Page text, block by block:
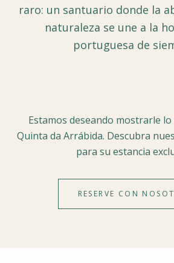
raro: un santuario donde la
naturaleza se une a la
portuguesa de
Estamos deseando mostrarle lo
Quinta da Arrábida. Descubra
para su estancia
RESERVE CON